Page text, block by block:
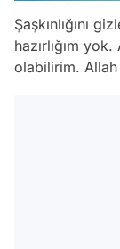
Şaşkınlığını
hazırlığım
olabilirim.